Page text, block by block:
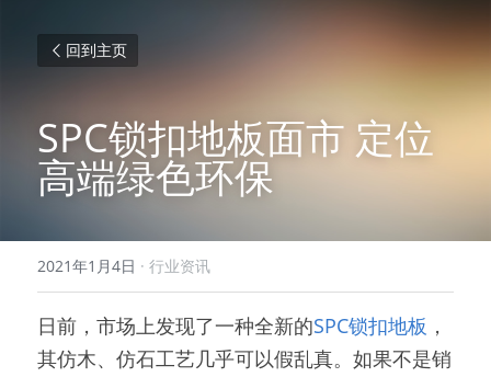
回到主页
SPC锁扣地板面市 定位
高端绿色环保
2021年1月4日 · 行业资讯
日前，市场上发现了一种全新的SPC锁扣地板 ，
其仿木、仿石工艺几乎可以假乱真。如果不是销